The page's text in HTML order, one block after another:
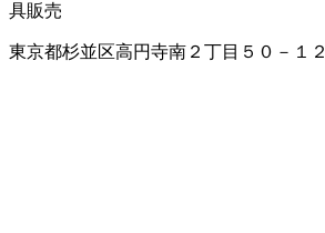
具販売
東京都杉並区高円寺南２丁目５０－１２